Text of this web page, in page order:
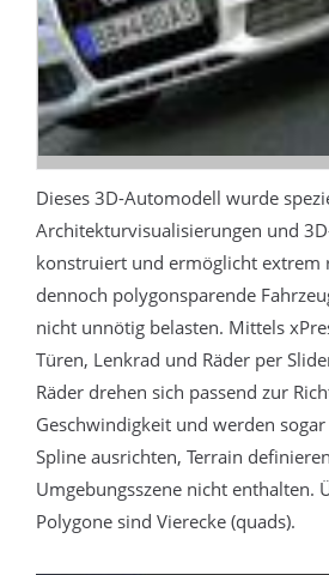
Dieses 3D-Automodell wurde
Architekturvisualisierungen und
konstruiert und ermöglicht extrem
dennoch polygonsparende
nicht unnötig belasten. Mittels
Türen, Lenkrad und Räder per
Räder drehen sich passend zur
Geschwindigkeit und werden
Spline ausrichten, Terrain
Umgebungsszene nicht enthalten.
Polygone sind Vierecke (quads).